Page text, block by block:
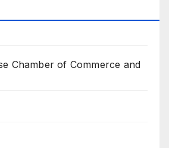
Chamber of Commerce and